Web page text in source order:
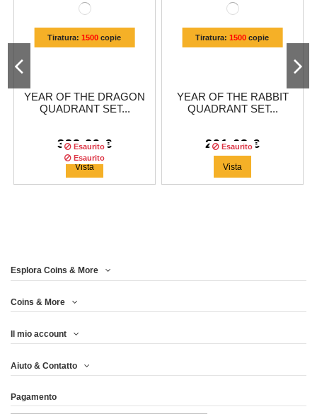
Tiratura:1500 copie
YEAR OF THE DRAGON
QUADRANT SET...
333,29 €
Esaurito
Vista
Tiratura:1500 copie
YEAR OF THE RABBIT
QUADRANT SET...
291,63 €
Esaurito
Vista
Tiratura:
QUADRANT SET 4...
283,29 €
Esaurito
Esplora Coins & More
Coins & More
Il mio account
Aiuto & Contatto
Pagamento